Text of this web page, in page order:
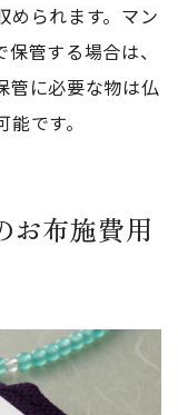
められます。マン
管する場合は、
管に必要な物は仏
です。
お布施費用